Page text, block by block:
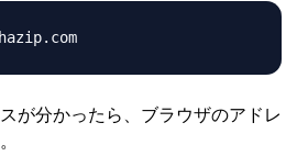
が分かったら、ブラウザのアドレ